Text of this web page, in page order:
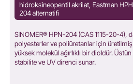
hidroksineopentil akrilat, Eastman
204 alternatifi
SINOMER® HPN-204 (CAS 1115-20-4),
polyesterler ve poliüretanlar için
yüksek molekül ağırlıklı bir dioldür.
stabilite ve UV direnci sunar.